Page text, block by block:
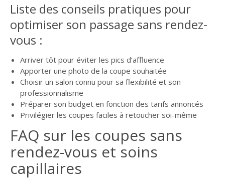
Liste des conseils pratiques pour
optimiser son passage sans rendez-
vous :
Arriver tôt pour éviter les pics d’affluence
Apporter une photo de la coupe souhaitée
Choisir un salon connu pour sa flexibilité et son
professionnalisme
Préparer son budget en fonction des tarifs annoncés
Privilégier les coupes faciles à retoucher soi-même
FAQ sur les coupes sans
rendez-vous et soins
capillaires